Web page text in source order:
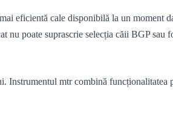
eficientă cale disponibilă la un moment
poate suprascrie selecția căii BGP sau
Instrumentul mtr combină funcționalitatea